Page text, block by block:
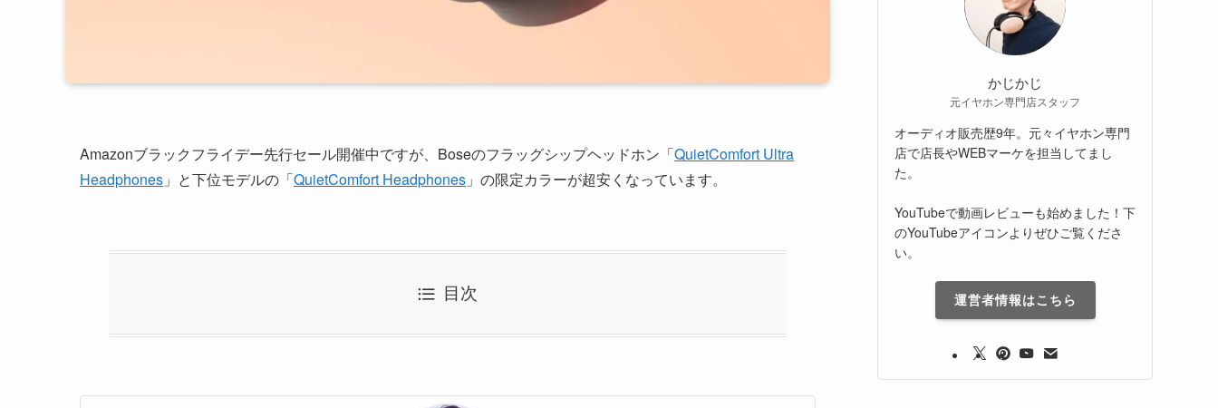
Amazonブラックフライデー先行セール開催中ですが、Boseのフラッグシップヘッドホン「QuietComfort Ultra
Headphones 」と下位モデルの「QuietComfort Headphones 」の限定カラーが超安くなっています。
目次
かじかじ
元イヤホン専門店スタッフ
オーディオ販売歴9年。元々イヤホン専門
店で店長やWEBマーケを担当してまし
た。
YouTubeで動画レビューも始めました！下
のYouTubeアイコンよりぜひご覧くださ
い。
運営者情報はこちら